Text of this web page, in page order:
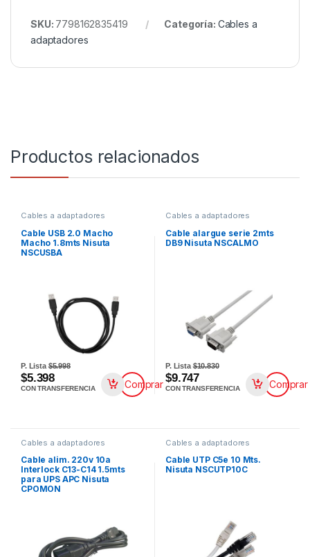
SKU: 7798162835419 Categoría: Cables a
adaptadores
Productos relacionados
Cables a adaptadores
Cable USB 2.0 Macho
Macho 1.8mts Nisuta
NSCUSBA
P. Lista$5.998
$5.398
CON TRANSFERENCIA Comprar
Cables a adaptadores
Cable alargue serie 2mts
DB9 Nisuta NSCALMO
P. Lista$10.830
$9.747
CON TRANSFERENCIA Comprar
Cables a adaptadores
Cable alim. 220v 10a
Interlock C13-C14 1.5mts
para UPS APC Nisuta
CPOMON
Cables a adaptadores
Cable UTP C5e 10 Mts.
Nisuta NSCUTP10C